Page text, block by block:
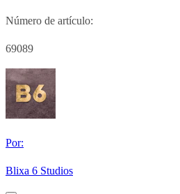
Número de artículo:
69089
Por:
Blixa 6 Studios